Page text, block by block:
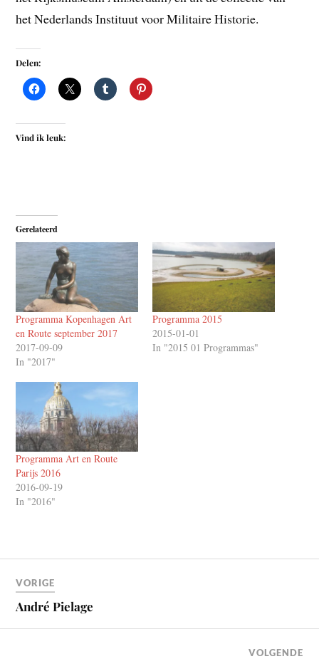
het Nederlands Instituut voor Militaire Historie.
Delen:
Vind ik leuk:
Gerelateerd
Programma Kopenhagen Art
en Route september 2017
2017-09-09
In "2017"
Programma 2015
2015-01-01
In "2015 01 Programmas"
Programma Art en Route
Parijs 2016
2016-09-19
In "2016"
VORIGE
André Pielage
VOLGENDE